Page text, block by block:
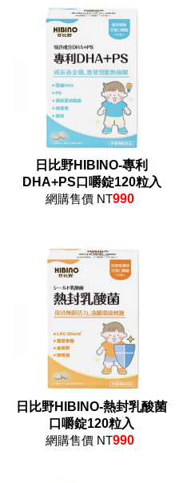
日比野HIBINO-專利
DHA+PS口嚼錠120粒入
網購售價 NT990
日比野HIBINO-熱封乳酸菌
口嚼錠120粒入
網購售價 NT990